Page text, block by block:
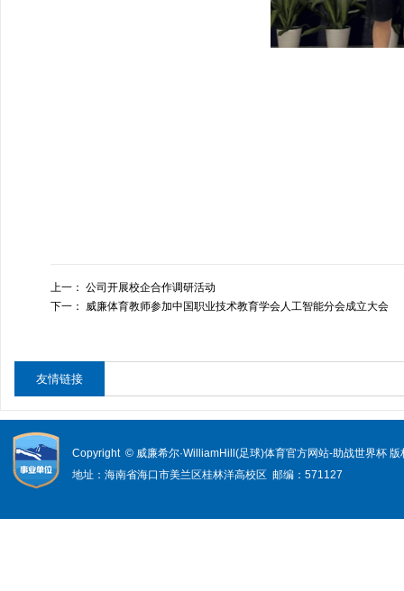
上一： 公司开展校企合作调研活动
下一：
威廉体育教师参加中国职业技术教育学会人工智能分会成立大会
友情链接
Copyright © 威廉希尔·WilliamHill(足球)体育官方网站-助战世界杯
地址：海南省海口市美兰区桂林洋高校区 邮编：571127